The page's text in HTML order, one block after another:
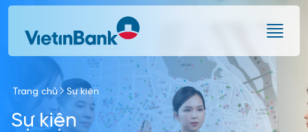
Skip to Main Content
Trang chủ Sự kiện
Sự kiện